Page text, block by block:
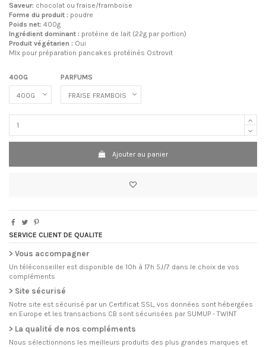
Saveur: chocolat ou fraise/framboise
Forme du produit : poudre
Poids net: 400g
Ingrédient dominant : protéine de lait (22g par portion)
Produit végétarien : Oui
MIx pour préparation pancakes protéinés Ostrovit
400G PARFUMS
Ajouter au panier
SERVICE CLIENT DE QUALITE
> Vous accompagner
Un téléconseiller est disponible de 10h à 17h 5J/7 dans le choix de vos
compléments
> Site sécurisé
Notre site est sécurisé par un Certificat SSL, vos données sont hébergées
en Europe et les transactions CB sont sécurisées par SUMUP - TWINT
> La qualité de nos compléments
Nous sélectionnons les meilleurs produits des plus grandes marques et